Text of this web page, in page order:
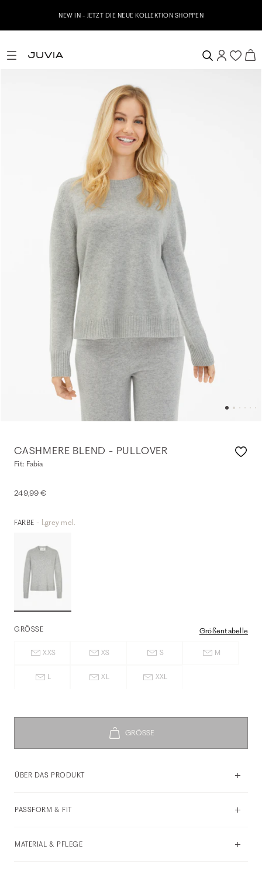
NEW IN - JETZT DIE NEUE KOLLEKTION SHOPPEN
CASHMERE BLEND - PULLOVER
Fit: Fabia
249,99 €
FARBE - l.grey mel.
GRÖSSE Größentabelle
XXS XS S M
L XL XXL
ÜBER DAS PRODUKT
PASSFORM & FIT
MATERIAL & PFLEGE